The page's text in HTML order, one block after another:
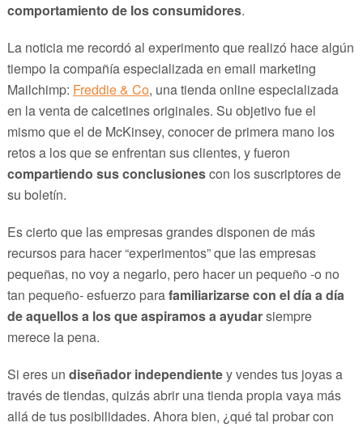
comportamiento de los consumidores.
La noticia me recordó al experimento que realizó hace algún
tiempo la compañía especializada en email marketing
Mailchimp: Freddie & Co, una tienda online especializada
en la venta de calcetines originales. Su objetivo fue el
mismo que el de McKinsey, conocer de primera mano los
retos a los que se enfrentan sus clientes, y fueron
compartiendo sus conclusionescon los suscriptores de
su boletín.
Es cierto que las empresas grandes disponen de más
recursos para hacer “experimentos” que las empresas
pequeñas, no voy a negarlo, pero hacer un pequeño -o no
tan pequeño- esfuerzo parafamiliarizarse con el día a día
de aquellos a los que aspiramos a ayudarsiempre
merece la pena.
Si eres un diseñador independientey vendes tus joyas a
través de tiendas, quizás abrir una tienda propia vaya más
allá de tus posibilidades. Ahora bien, ¿qué tal probar con